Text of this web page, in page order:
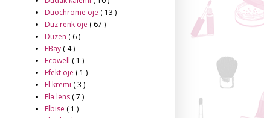
Duochrome oje ( 13 )
Düz renk oje ( 67 )
Düzen ( 6 )
EBay ( 4 )
Ecowell ( 1 )
Efekt oje ( 1 )
El kremi ( 3 )
Ela lens ( 7 )
Elbise ( 1 )